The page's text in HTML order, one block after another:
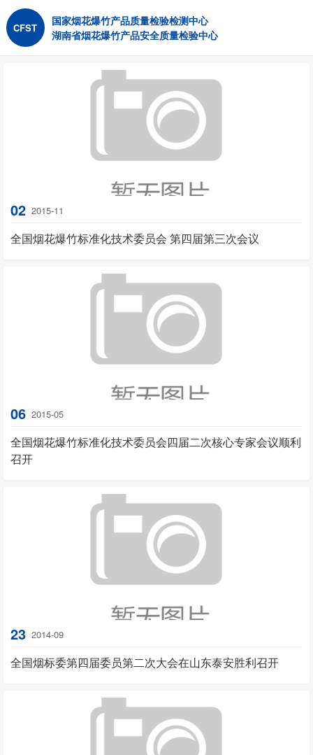
CFST
国家烟花爆竹产品质量检验检测中心
湖南省烟花爆竹产品安全质量检验中心
02 2015-11
全国烟花爆竹标准化技术委员会 第四届第三次会议
06 2015-05
全国烟花爆竹标准化技术委员会四届二次核心专家会议顺利
召开
23 2014-09
全国烟标委第四届委员第二次大会在山东泰安胜利召开